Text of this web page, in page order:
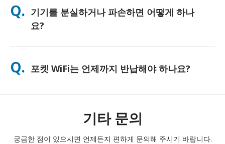
하게 사용하시도록 무료 보조 배터리를 함께 제공해 드리고 있습
니다.
Q. 기기를 분실하거나 파손하면 어떻게 하나
요?
결제 시 분실 또는 파손에 대비한 보험을 추가할 수 있습니다. 보험
에게 연락해 주세요. 연결을 유지하실 수 있도록 도와드리겠습니
다.
Q. 포켓 WiFi는 언제까지 반납해야 하나요?
기타 문의
궁금한 점이 있으시면 언제든지 편하게 문의해 주시기 바랍니다.